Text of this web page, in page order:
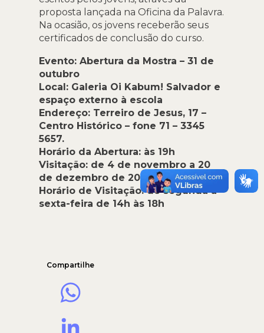
proposta lançada na Oficina da Palavra.
Na ocasião, os jovens receberão seus
certificados de conclusão do curso.
Evento: Abertura da Mostra – 31 de
outubro
Local: Galeria Oi Kabum! Salvador e
espaço externo à escola
Endereço: Terreiro de Jesus, 17 –
Centro Histórico – fone 71 – 3345
5657.
Horário da Abertura: às 19h
Visitação: de 4 de novembro a 20
de dezembro de 2013
Horário de Visitação: de segunda a
sexta-feira de 14h às 18h
Compartilhe